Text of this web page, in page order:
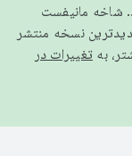
شاخه مانیفست
نسخه منتشر
تغییرات در